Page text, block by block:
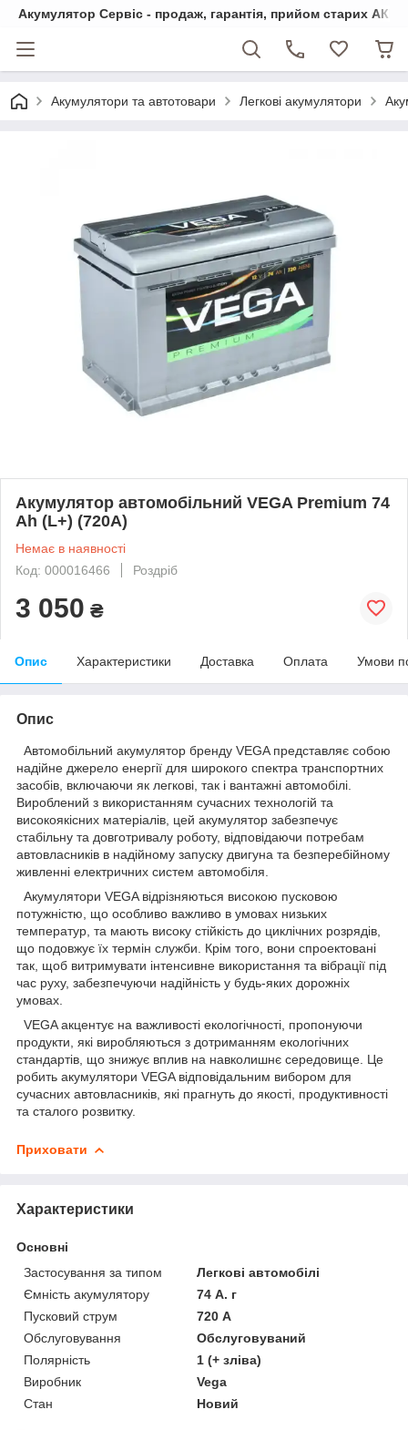
Акумулятор Сервіс - продаж, гарантія, прийом старих АКБ
Акумулятори та автотовари Легкові акумулятори
Акумулятор автомобільний VEGA Premium 74
Ah (L+) (720А)
Немає в наявності
Код: 000016466
Роздріб
3 050 ₴
Опис Характеристики Доставка Оплата Умови
Опис
Автомобільний акумулятор бренду VEGA представляє собою
надійне джерело енергії для широкого спектра транспортних
засобів, включаючи як легкові, так і вантажні автомобілі.
Вироблений з використанням сучасних технологій та
високоякісних матеріалів, цей акумулятор забезпечує
стабільну та довготривалу роботу, відповідаючи потребам
автовласників в надійному запуску двигуна та безперебійному
живленні електричних систем автомобіля.
Акумулятори VEGA відрізняються високою пусковою
потужністю, що особливо важливо в умовах низьких
температур, та мають високу стійкість до циклічних розрядів,
що подовжує їх термін служби. Крім того, вони спроектовані
так, щоб витримувати інтенсивне використання та вібрації під
час руху, забезпечуючи надійність у будь-яких дорожніх
умовах.
VEGA акцентує на важливості екологічності, пропонуючи
продукти, які виробляються з дотриманням екологічних
стандартів, що знижує вплив на навколишнє середовище. Це
робить акумулятори VEGA відповідальним вибором для
сучасних автовласників, які прагнуть до якості, продуктивності
та сталого розвитку.
Приховати
Характеристики
Основні
Застосування за типом
Легкові автомобілі
Ємність акумулятору
74 А. г
Пусковий струм
720 А
Обслуговування
Обслуговуваний
Полярність
1 (+ зліва)
Виробник
Vega
Стан
Новий